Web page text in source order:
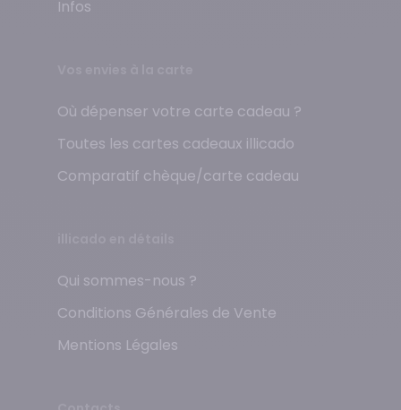
Infos
Où dépenser votre carte cadeau ?
Toutes les cartes cadeaux illicado
Comparatif chèque/carte cadeau
Qui sommes-nous ?
Conditions Générales de Vente
Mentions Légales